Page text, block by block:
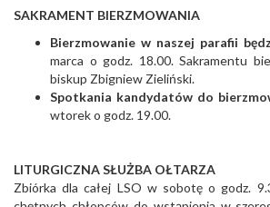
SAKRAMENT BIERZMOWANIA
Bierzmowanie w naszej parafii
marca o godz. 18.00. Sakramentu
biskup Zbigniew Zieliński.
Spotkania kandydatów do
wtorek o godz. 19.00.
LITURGICZNA SŁUŻBA OŁTARZA
Zbiórka dla całej LSO w sobotę o godz.